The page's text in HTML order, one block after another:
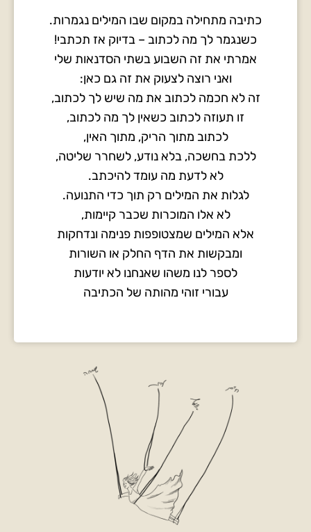
כתיבה מתחילה במקום שבו המילים נגמרות.
כשנגמר לך מה לכתוב – בדיוק אז תכתבי!
אמרתי את זה השבוע בשתי הסדנאות שלי
ואני רוצה לצעוק את זה גם כאן:
זה לא חכמה לכתוב את מה שיש לך לכתוב,
זו תעוזה לכתוב כשאין לך מה לכתוב,
לכתוב מתוך הריק, מתוך האין,
ללכת בחשכה, בלא נודע, לשחרר שליטה,
לא לדעת מה עומד להיכתב.
לגלות את המילים רק תוך כדי התנועה.
לא אלו המוכרות שכבר קיימות,
אלא המילים שמצטופפות פנימה ונדחקות
ומבקשות את הדף החלק או השורות
לספר לנו משהו שאנחנו לא יודעות
עבורי זוהי מהותה של הכתיבה